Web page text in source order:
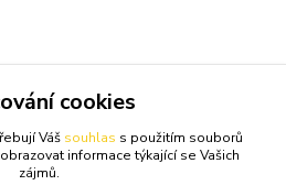
cookies
Váš souhlas s použitím souborů
informace týkající se Vašich
zájmů.